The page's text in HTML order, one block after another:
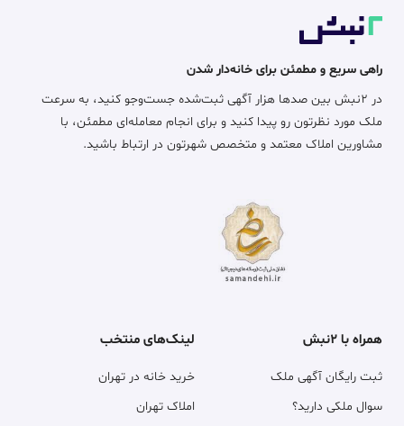
راهی سریع و مطمئن برای خانه‌دار شدن
در ۲نبش بین صدها هزار آگهی ثبت‌شده جست‌وجو کنید، به سرعت
ملک مورد نظرتون رو پیدا کنید و برای انجام معامله‌ای مطمئن، با
مشاورین املاک معتمد و متخصص شهرتون در ارتباط باشید.
همراه با ۲نبش
ثبت رایگان آگهی ملک
سوال ملکی دارید؟
لینک‌های منتخب
خرید خانه در تهران
املاک تهران